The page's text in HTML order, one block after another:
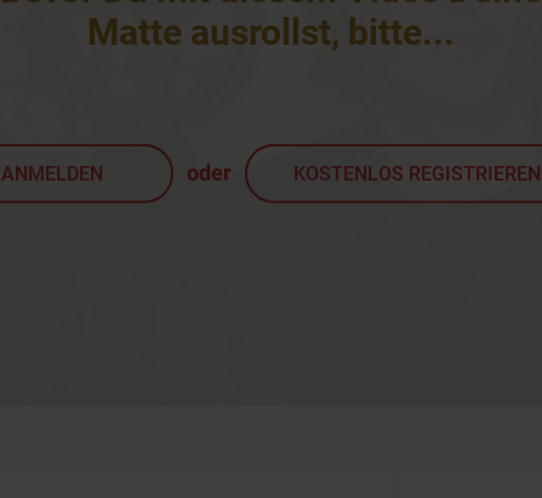
Matte ausrollst, bitte...
ANMELDEN oder KOSTENLOS REGISTRIEREN